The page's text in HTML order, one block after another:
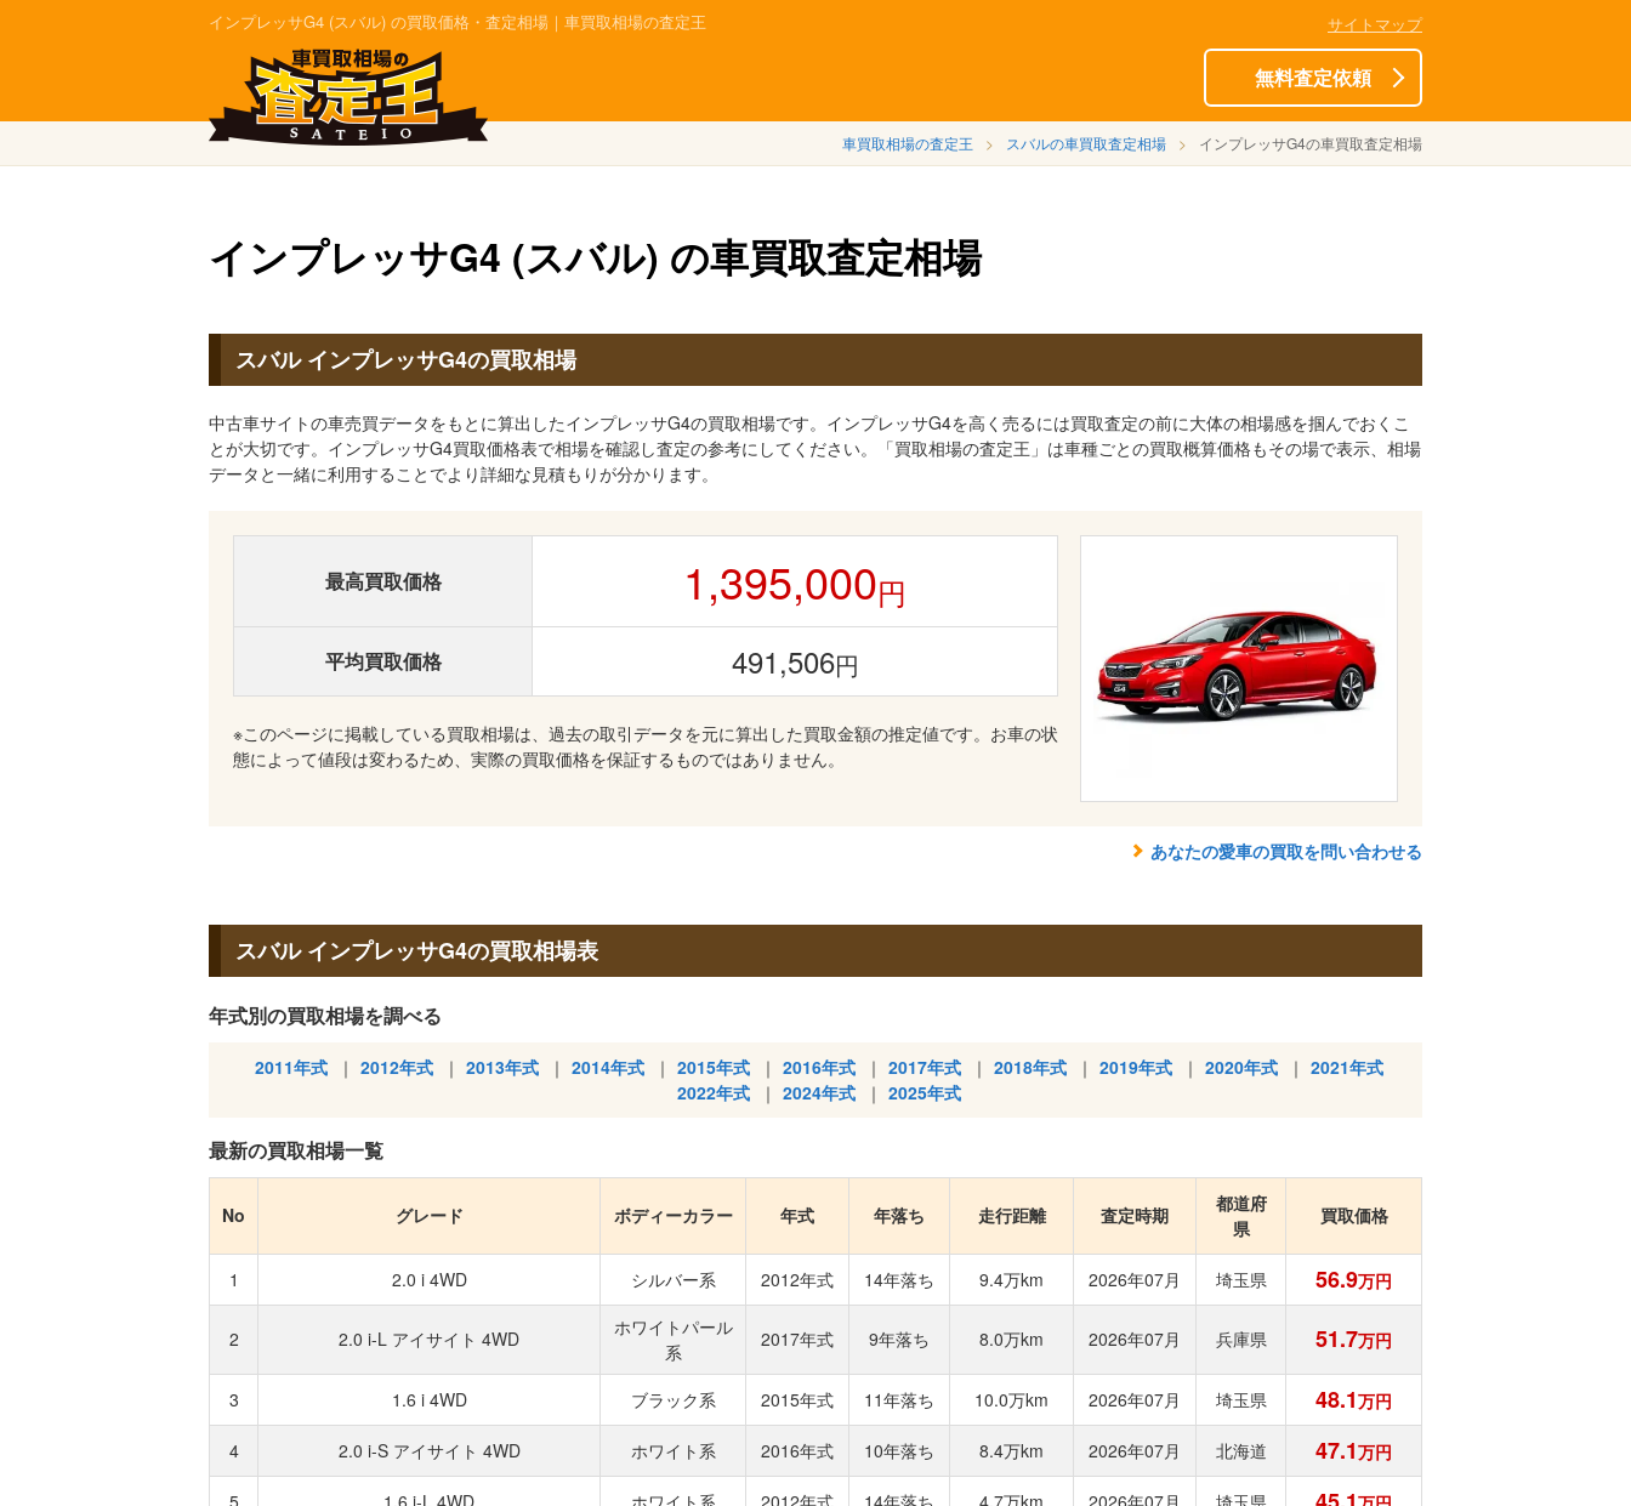
インプレッサG4 (スバル) の買取価格・査定相場｜車買取相場の査定王 サイトマップ
無料査定依頼
車買取相場の査定王 スバルの車買取査定相場 インプレッサG4の車買取査定相場
インプレッサG4 (スバル) の車買取査定相場
スバル インプレッサG4の買取相場
中古車サイトの車売買データをもとに算出したインプレッサG4の買取相場です。インプレッサG4を高く売るには買取査定の前に大体の相場感を掴んでおくこ
とが大切です。インプレッサG4買取価格表で相場を確認し査定の参考にしてください。「買取相場の査定王」は車種ごとの買取概算価格もその場で表示、相場
データと一緒に利用することでより詳細な見積もりが分かります。
最高買取価格 1,395,000円
平均買取価格 491,506円
※このページに掲載している買取相場は、過去の取引データを元に算出した買取金額の推定値です。お車の状
態によって値段は変わるため、実際の買取価格を保証するものではありません。
あなたの愛車の買取を問い合わせる
スバル インプレッサG4の買取相場表
年式別の買取相場を調べる
2011年式 2012年式 2013年式 2014年式 2015年式 2016年式 2017年式 2018年式 2019年式 2020年式
2021年式
2022年式
2024年式 2025年式
最新の買取相場一覧
No グレード ボディーカラー 年式 年落ち 走行距離 査定時期
都道府
県
買取価格
1 2.0 i 4WD シルバー系 2012年式 14年落ち 9.4万km 2026年07月 埼玉県 56.9万円
2 2.0 i-L アイサイト 4WD
ホワイトパール
系
2017年式 9年落ち 8.0万km 2026年07月 兵庫県 51.7万円
3 1.6 i 4WD ブラック系 2015年式 11年落ち 10.0万km 2026年07月 埼玉県 48.1万円
4 2.0 i-S アイサイト 4WD ホワイト系 2016年式 10年落ち 8.4万km 2026年07月 北海道 47.1万円
5 1.6 i-L 4WD ホワイト系 2012年式 14年落ち 4.7万km 2026年07月 埼玉県